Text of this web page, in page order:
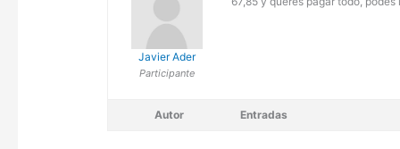
Javier Ader
Participante
Autor Entradas